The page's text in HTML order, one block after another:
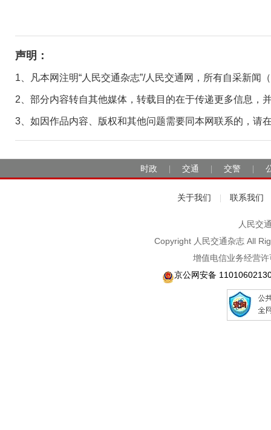
声明：
1、凡本网注明“人民交通杂志”/人民交通网，所有自采新
2、部分内容转自其他媒体，转载目的在于传递更多信息，
3、如因作品内容、版权和其他问题需要同本网联系的，请
时政 交通 交警
关于我们 联系我们
人民交
Copyright 人民交通杂志 All
增值电信业务经营
京公网安备